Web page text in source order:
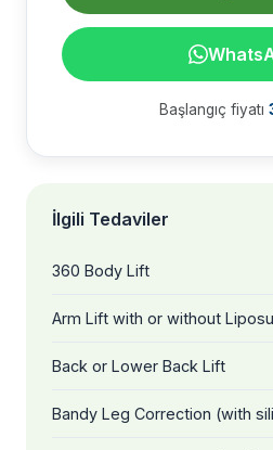
Başlangıç fiyatı
İlgili Tedaviler
360 Body Lift
Arm Lift with or without
Back or Lower Back Lift
Bandy Leg Correction (with